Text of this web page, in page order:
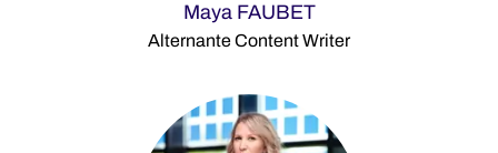
Maya FAUBET
Alternante Content Writer